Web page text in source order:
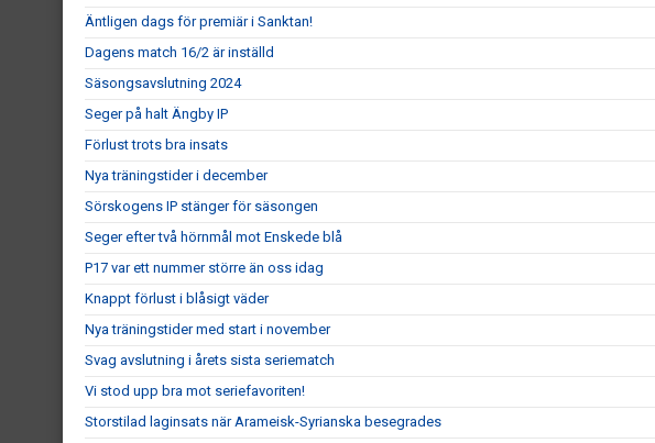
Äntligen dags för premiär i Sanktan!
Dagens match 16/2 är inställd
Säsongsavslutning 2024
Seger på halt Ängby IP
Förlust trots bra insats
Nya träningstider i december
Sörskogens IP stänger för säsongen
Seger efter två hörnmål mot Enskede blå
P17 var ett nummer större än oss idag
Knappt förlust i blåsigt väder
Nya träningstider med start i november
Svag avslutning i årets sista seriematch
Vi stod upp bra mot seriefavoriten!
Storstilad laginsats när Arameisk-Syrianska besegrades